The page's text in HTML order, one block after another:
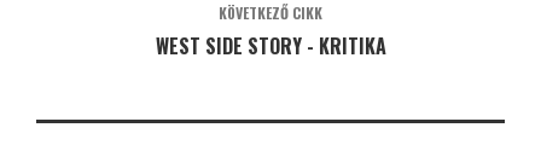
KÖVETKEZŐ CIKK
WEST SIDE STORY - KRITIKA